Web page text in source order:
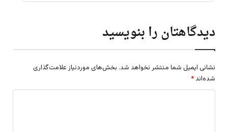
دیدگاهتان را بنویسید
نشانی ایمیل شما منتشر نخواهد شد. بخش‌های موردنیاز علامت‌گذاری
شده‌اند *